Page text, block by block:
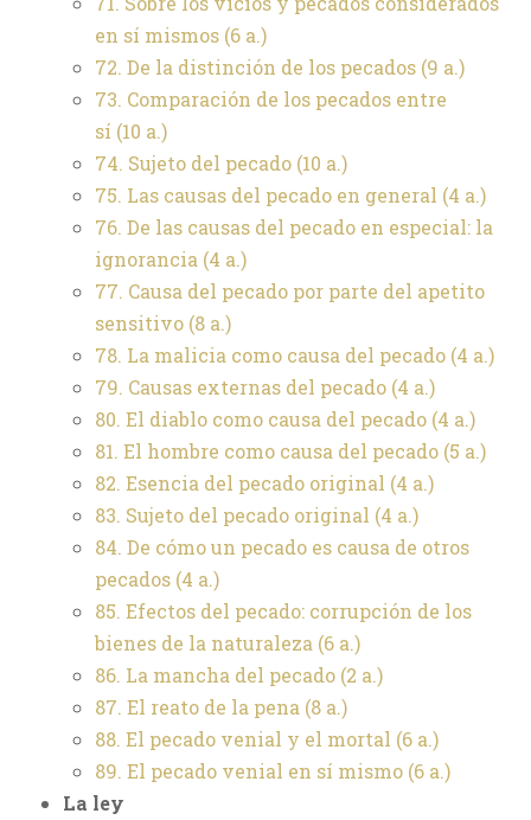
en sí mismos (6 a.)
72. De la distinción de los pecados (9 a.)
73. Comparación de los pecados entre
sí (10 a.)
74. Sujeto del pecado (10 a.)
75. Las causas del pecado en general (4 a.)
76. De las causas del pecado en especial: la
ignorancia (4 a.)
77. Causa del pecado por parte del apetito
sensitivo (8 a.)
78. La malicia como causa del pecado (4 a.)
79. Causas externas del pecado (4 a.)
80. El diablo como causa del pecado (4 a.)
81. El hombre como causa del pecado (5 a.)
82. Esencia del pecado original (4 a.)
83. Sujeto del pecado original (4 a.)
84. De cómo un pecado es causa de otros
pecados (4 a.)
85. Efectos del pecado: corrupción de los
bienes de la naturaleza (6 a.)
86. La mancha del pecado (2 a.)
87. El reato de la pena (8 a.)
88. El pecado venial y el mortal (6 a.)
89. El pecado venial en sí mismo (6 a.)
La ley